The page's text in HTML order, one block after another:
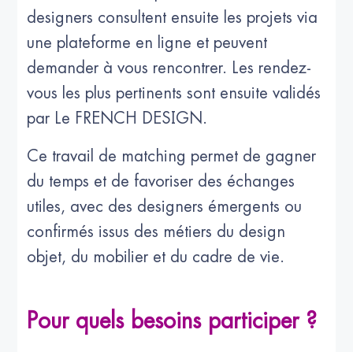
designers consultent ensuite les projets via
une plateforme en ligne et peuvent
demander à vous rencontrer. Les rendez-
vous les plus pertinents sont ensuite validés
par Le FRENCH DESIGN.
Ce travail de matching permet de gagner
du temps et de favoriser des échanges
utiles, avec des designers émergents ou
confirmés issus des métiers du design
objet, du mobilier et du cadre de vie.
Pour quels besoins participer ?